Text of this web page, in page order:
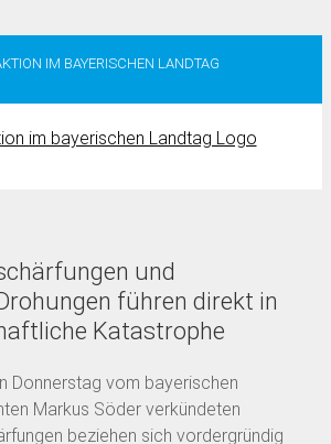
IM BAYERISCHEN LANDTAG
und
führen direkt in
Katastrophe
Donnerstag vom bayerischen
Markus Söder verkündeten
beziehen sich vordergründig